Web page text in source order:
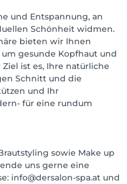
und Entspannung, an
Schönheit widmen.
bieten wir Ihnen
gesunde Kopfhaut und
ist es, Ihre natürliche
Schnitt und die
und Ihr
für eine rundum
sowie Make up
uns gerne eine
info@dersalon-spa.at und